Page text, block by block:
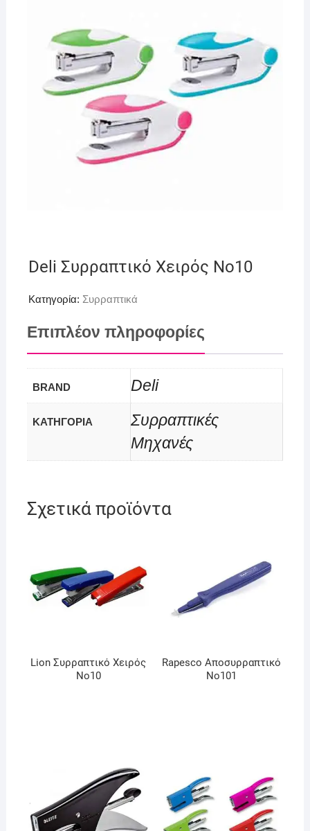
Deli Συρραπτικό Χειρός No10
Κατηγορία: Συρραπτικά
Επιπλέον πληροφορίες
BRAND Deli
ΚΑΤΗΓΟΡΙΑ
Συρραπτικές
Μηχανές
Σχετικά προϊόντα
Lion Συρραπτικό Χειρός
No10
Rapesco Αποσυρραπτικό
No101